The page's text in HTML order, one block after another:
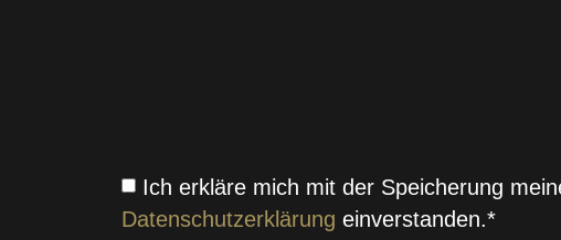
Ich erkläre mich mit der Speicherung
Datenschutzerklärung einverstanden.*